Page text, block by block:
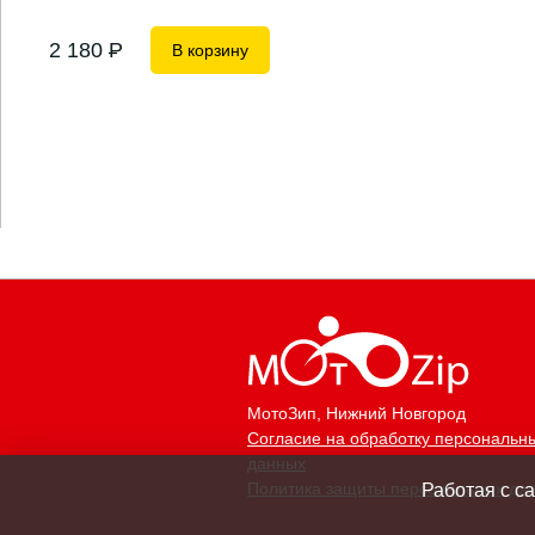
2 180 P В корзину
МотоЗип , Нижний Новгород
Согласие на обработку
данных
Политика защиты персональных
Работая с